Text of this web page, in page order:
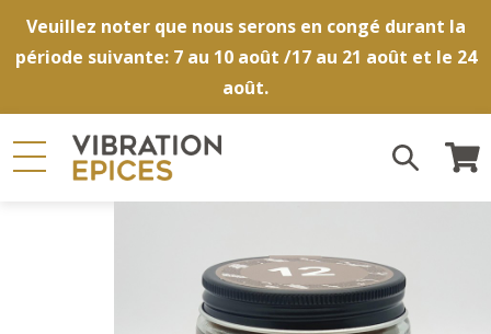
Veuillez noter que nous serons en congé durant la
période suivante: 7 au 10 août /17 au 21 août et le 24
août.